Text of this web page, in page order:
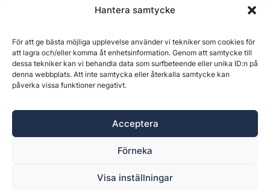
Hantera samtycke
För att ge bästa möjliga upplevelse använder vi tekniker som cookies för
att lagra och/eller komma åt enhetsinformation. Genom att samtycke till
dessa tekniker kan vi behandla data som surfbeteende eller unika ID:n på
denna webbplats. Att inte samtycka eller återkalla samtycke kan
påverka vissa funktioner negativt.
Acceptera
Förneka
Visa inställningar
Kontakta oss
Östernäsvägen 1, 827 32 Ljusdal, org.nr: 556625-6425 -
Ansvarig utgivare: Henrik Ekberg. Innehållet på denna
webbplats är upphovsrättsligt skyddat. Ange källa vid citering.
Byggvärlden är en del avMarknadsdatagruppen
Policy för datahantering, integritet och cookies